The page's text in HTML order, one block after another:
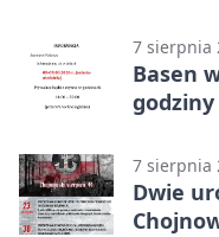
7 sierpnia
Basen
7 sierpnia
Dwie